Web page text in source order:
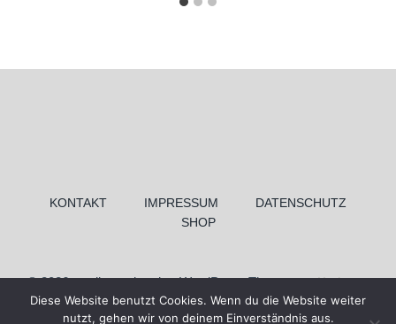
KONTAKT IMPRESSUM
DATENSCHUTZ
SHOP
© 2026 medienundso.de - WordPress Theme vonKadence
WP
Diese Website benutzt Cookies. Wenn du die Website weiter
nutzt, gehen wir von deinem Einverständnis aus.